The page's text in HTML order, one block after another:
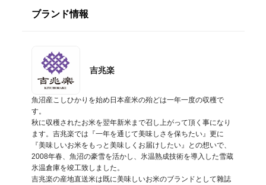
ブランド情報
吉兆楽
魚沼産こしひかりを始め日本産米の殆どは一年一度の収穫で
す。
秋に収穫されたお米を翌年新米まで召し上がって頂く事になり
ます。吉兆楽では『一年を通じて美味しさを保ちたい』更に
『美味しいお米をもっと美味しくお届けしたい』との想いで、
2008年春、魚沼の豪雪を活かし、氷温熟成技術を導入した雪蔵
氷温倉庫を竣工致しました。
吉兆楽の産地直送米は既に美味しいお米のブランドとして雜誌